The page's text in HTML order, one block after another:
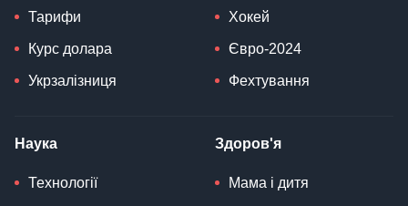
Тарифи
Курс долара
Укрзалізниця
Хокей
Євро-2024
Фехтування
Наука
Технології
Здоров'я
Мама і дитя